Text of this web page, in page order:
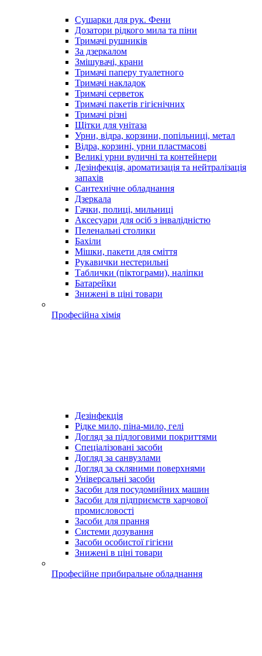
Сушарки для рук. Фени
Дозатори рідкого мила та піни
Тримачі рушників
За дзеркалом
Змішувачі, крани
Тримачі паперу туалетного
Тримачі накладок
Тримачі серветок
Тримачі пакетів гігієнічних
Тримачі різні
Щітки для унітаза
Урни, відра, корзини, попільниці, метал
Відра, корзині, урни пластмасові
Великі урни вуличні та контейнери
Дезінфекція, ароматизація та нейтралізація
запахів
Сантехнічне обладнання
Дзеркала
Гачки, полиці, мильниці
Аксесуари для осіб з інвалідністю
Пеленальні столики
Бахіли
Мішки, пакети для сміття
Рукавички нестерильні
Таблички (піктограми), наліпки
Батарейки
Знижені в ціні товари
Професійна хімія
Дезінфекція
Рідке мило, піна-мило, гелі
Догляд за підлоговими покриттями
Спеціалізовані засоби
Догляд за санвузлами
Догляд за скляними поверхнями
Універсальні засоби
Засоби для посудомийних машин
Засоби для підприємств харчової
промисловості
Засоби для прання
Системи дозування
Засоби особистої гігієни
Знижені в ціні товари
Професійне прибиральне обладнання